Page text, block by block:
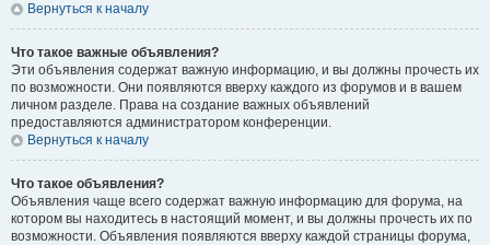
Вернуться к началу
Что такое важные объявления?
Эти объявления содержат важную информацию, и вы должны прочесть их
по возможности. Они появляются вверху каждого из форумов и в вашем
личном разделе. Права на создание важных объявлений
предоставляются администратором конференции.
Вернуться к началу
Что такое объявления?
Объявления чаще всего содержат важную информацию для форума, на
котором вы находитесь в настоящий момент, и вы должны прочесть их по
возможности. Объявления появляются вверху каждой страницы форума,